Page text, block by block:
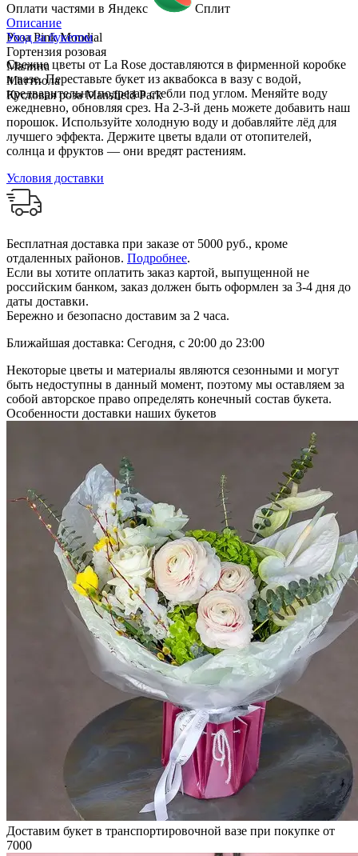
Оплати частями в Яндекс
Сплит
Описание
Роза Pink Mondial
Гортензия розовая
Малина
Маттиола
Кустовая роза Mansfield Park
Уход за букетом
Свежие цветы от La Rose доставляются в фирменной коробке
и вазе. Переставьте букет из аквабокса в вазу с водой,
предварительно подрезав стебли под углом. Меняйте воду
ежедневно, обновляя срез. На 2-3-й день можете добавить наш
порошок. Используйте холодную воду и добавляйте лёд для
лучшего эффекта. Держите цветы вдали от отопителей,
солнца и фруктов — они вредят растениям.
Условия доставки
Бесплатная доставка при заказе от 5000 руб., кроме
отдаленных районов. Подробнее.
Если вы хотите оплатить заказ картой, выпущенной не
российским банком, заказ должен быть оформлен за 3-4 дня до
даты доставки.
Бережно и безопасно доставим за 2 часа.
Ближайшая доставка: Сегодня, с 20:00 до 23:00
Некоторые цветы и материалы являются сезонными и могут
быть недоступны в данный момент, поэтому мы оставляем за
собой авторское право определять конечный состав букета.
Особенности доставки наших букетов
Доставим букет в транспортировочной вазе при покупке от
7000